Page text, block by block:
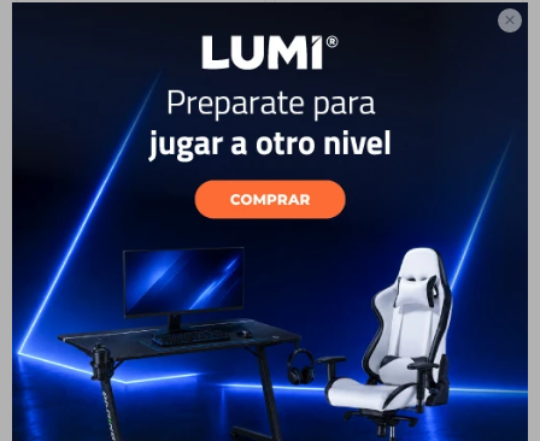

LOGITECH 910-006250
MOUSE M650 GRAFITO
INAL+BT - Rosa
44
ENVÍO A TODO EL PAÍS
Teclado Gamer Lightspeed
Logitech G515 Inalámbrico
219
ENVÍO A TODO EL PAÍS
F&Q
Tiendas